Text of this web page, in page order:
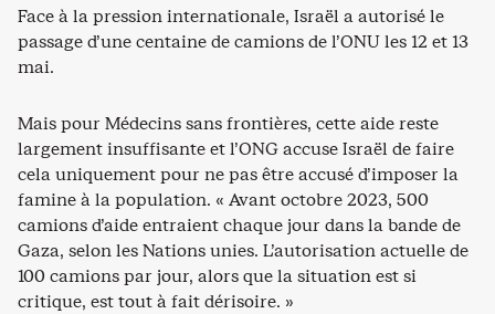
Face à la pression internationale, Israël a autorisé le
passage d’une centaine de camions de l’ONU les 12 et 13
mai.
Mais pour Médecins sans frontières, cette aide reste
largement insuffisante et l’ONG accuse Israël de faire
cela uniquement pour ne pas être accusé d’imposer la
famine à la population. « Avant octobre 2023, 500
camions d’aide entraient chaque jour dans la bande de
Gaza, selon les Nations unies. L’autorisation actuelle de
100 camions par jour, alors que la situation est si
critique, est tout à fait dérisoire. »